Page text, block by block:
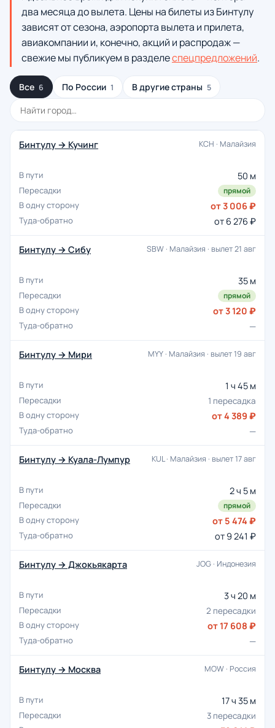
два месяца до вылета. Цены на билеты из Бинтулу
зависят от сезона, аэропорта вылета и прилета,
авиакомпании и, конечно, акций и распродаж —
свежие мы публикуем в разделеспецпредложений.
Все 6 По России 1 В другие страны 5
Бинтулу → Кучинг KCH · Малайзия
50 м
прямой
от 3 006 ₽
от 6 276 ₽
Бинтулу → Сибу SBW · Малайзия · вылет 21 авг
35 м
прямой
от 3 120 ₽
—
Бинтулу → Мири MYY · Малайзия · вылет 19 авг
1 ч 45 м
1 пересадка
от 4 389 ₽
—
Бинтулу → Куала-Лумпур KUL · Малайзия · вылет 17 авг
2 ч 5 м
прямой
от 5 474 ₽
от 9 241 ₽
Бинтулу → Джокьякарта JOG · Индонезия
3 ч 20 м
2 пересадки
от 17 608 ₽
—
Бинтулу → Москва MOW · Россия
17 ч 35 м
3 пересадки